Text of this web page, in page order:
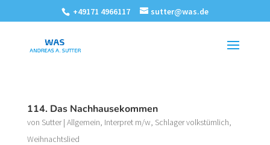
+49171 4966117 sutter@was.de
114. Das Nachhausekommen
von Sutter| Allgemein, Interpret m/w, Schlager volkstümlich,
Weihnachtslied